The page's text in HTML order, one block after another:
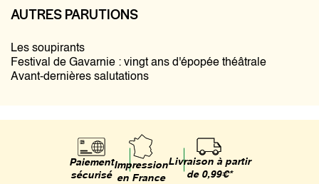
AUTRES PARUTIONS
Les soupirants
Festival de Gavarnie : vingt ans d'épopée théâtrale
Avant-dernières salutations
Paiement
sécurisé
Impression
en France
Livraison à partir
de 0,99€*